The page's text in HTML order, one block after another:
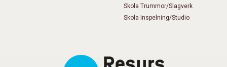
Skola Trummor/Slagverk
Skola Inspelning/Studio